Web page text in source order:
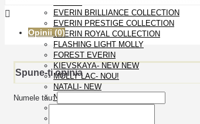
EVERIN BRILLIANCE COLLECTION
EVERIN PRESTIGE COLLECTION
EVERIN ROYAL COLLECTION
FLASHING LIGHT MOLLY
FOREST EVERIN
KIEVSKAYA- NEW NEW
MOLLY LAC- NOU!
NATALI- NEW
NATALI- SPECIAL EDITION
Opinii (0)
Spune-ţi opinia
Numele tău: